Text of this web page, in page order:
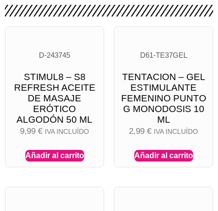
D-243745
STIMUL8 – S8
REFRESH ACEITE
DE MASAJE
ERÓTICO
ALGODÓN 50 ML
9,99 € IVA INCLUÍDO
Añadir al carrito
D61-TE37GEL
TENTACION – GEL
ESTIMULANTE
FEMENINO PUNTO
G MONODOSIS 10
ML
2,99 € IVA INCLUÍDO
Añadir al carrito